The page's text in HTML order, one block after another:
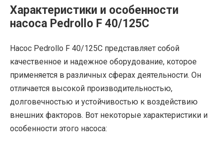
Характеристики и особенности
насоса Pedrollo F 40/125C
Насос Pedrollo F 40/125C представляет собой
качественное и надежное оборудование, которое
применяется в различных сферах деятельности. Он
отличается высокой производительностью,
долговечностью и устойчивостью к воздействию
внешних факторов. Вот некоторые характеристики и
особенности этого насоса: